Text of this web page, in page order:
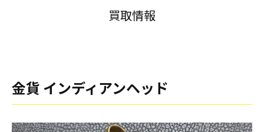
買取情報
金貨 インディアンヘッド